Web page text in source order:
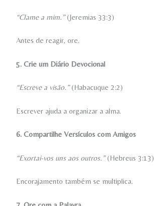
“Clame a mim.”(Jeremias 33:3)
Antes de reagir, ore.
5. Crie um Diário Devocional
“Escreve a visão.”(Habacuque 2:2)
Escrever ajuda a organizar a alma.
6. Compartilhe Versículos com Amigos
“Exortai-vos uns aos outros.”(Hebreus 3:13)
Encorajamento também se multiplica.